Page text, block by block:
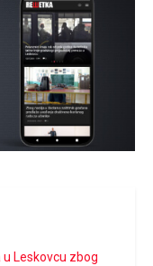
Leskovcu zbog